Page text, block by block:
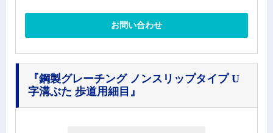
お問い合わせ
『鋼製グレーチング ノンスリップタイプ U
字溝ぶた 歩道用細目』